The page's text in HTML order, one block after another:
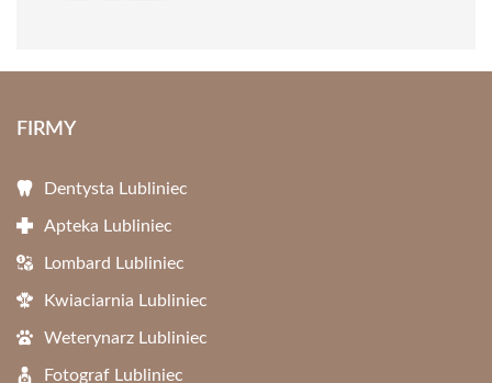
FIRMY
Dentysta Lubliniec
Apteka Lubliniec
Lombard Lubliniec
Kwiaciarnia Lubliniec
Weterynarz Lubliniec
Fotograf Lubliniec